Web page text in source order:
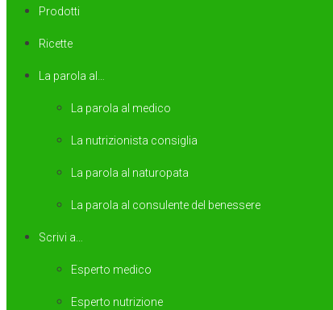
Prodotti
Ricette
La parola al…
La parola al medico
La nutrizionista consiglia
La parola al naturopata
La parola al consulente del benessere
Scrivi a…
Esperto medico
Esperto nutrizione